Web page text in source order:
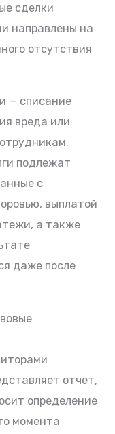
сделки
направлены на
отсутствия
— списание
вреда или
подлежат
с
выплатой
а также
даже после
отчет,
определение
момента